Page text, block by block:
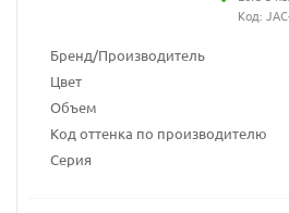
Бренд/Производитель
Цвет
Объем
Код оттенка по производителю
Серия
Код: